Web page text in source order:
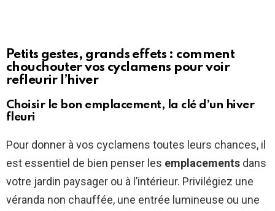
Petits gestes, grands effets : comment
chouchouter vos cyclamens pour voir
refleurir l’hiver
Choisir le bon emplacement, la clé d’un hiver
fleuri
Pour donner à vos cyclamens toutes leurs chances, il
est essentiel de bien penser les emplacements dans
votre jardin paysager ou à l’intérieur. Privilégiez une
véranda non chauffée, une entrée lumineuse ou une